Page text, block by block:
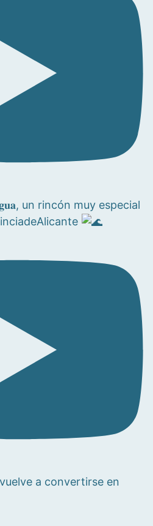
un rincón muy especial
a convertirse en